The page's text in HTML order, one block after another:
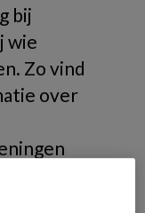
bij
wie
Zo vind
over
in